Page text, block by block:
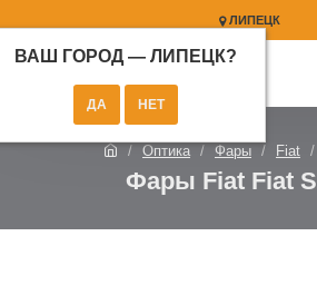
ЛИПЕЦК
ВАШ ГОРОД — ЛИПЕЦК?
Оптика Фары Fiat
Фары Fiat Fiat